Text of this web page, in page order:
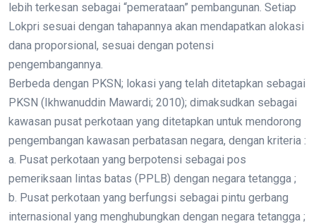
lebih terkesan sebagai “pemerataan” pembangunan. Setiap
Lokpri sesuai dengan tahapannya akan mendapatkan alokasi
dana proporsional, sesuai dengan potensi
pengembangannya.
Berbeda dengan PKSN; lokasi yang telah ditetapkan sebagai
PKSN (Ikhwanuddin Mawardi; 2010); dimaksudkan sebagai
kawasan pusat perkotaan yang ditetapkan untuk mendorong
pengembangan kawasan perbatasan negara, dengan kriteria :
a. Pusat perkotaan yang berpotensi sebagai pos
pemeriksaan lintas batas (PPLB) dengan negara tetangga ;
b. Pusat perkotaan yang berfungsi sebagai pintu gerbang
internasional yang menghubungkan dengan negara tetangga ;